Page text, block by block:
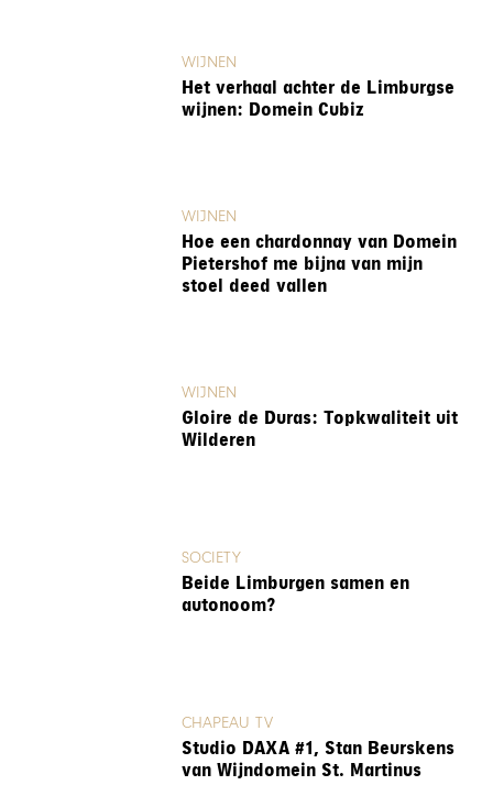
WIJNEN
Het verhaal achter de Limburgse
wijnen: Domein Cubiz
WIJNEN
Hoe een chardonnay van Domein
Pietershof me bijna van mijn
stoel deed vallen
WIJNEN
Gloire de Duras: Topkwaliteit uit
Wilderen
SOCIETY
Beide Limburgen samen en
autonoom?
CHAPEAU TV
Studio DAXA #1, Stan Beurskens
van Wijndomein St. Martinus